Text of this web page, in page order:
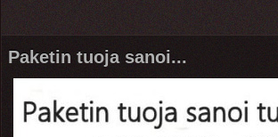
Paketin tuoja sanoi...